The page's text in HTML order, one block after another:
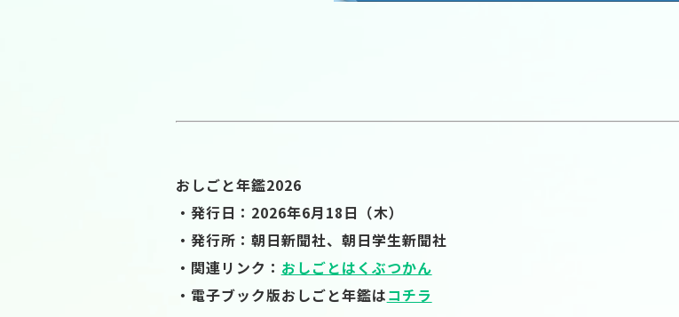
おしごと年鑑2026
・発行日：2026年6月18日（木）
・発行所：朝日新聞社、朝日学生新聞社
・関連リンク： おしごとはくぶつかん
・電子ブック版おしごと年鑑はコチラ